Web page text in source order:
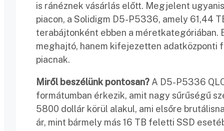
is ránéznek vásárlás előtt. Megjelent
piacon, a Solidigm D5-P5336, amely 61,44
terabájtonként ebben a méretkategóriában.
meghajtó, hanem kifejezetten adatközponti
piacnak.
Miről beszélünk pontosan? A D5-P5336
formátumban érkezik, amit nagy sűrűségű
5800 dollár körül alakul, ami elsőre
ár, mint bármely más 16 TB feletti SSD